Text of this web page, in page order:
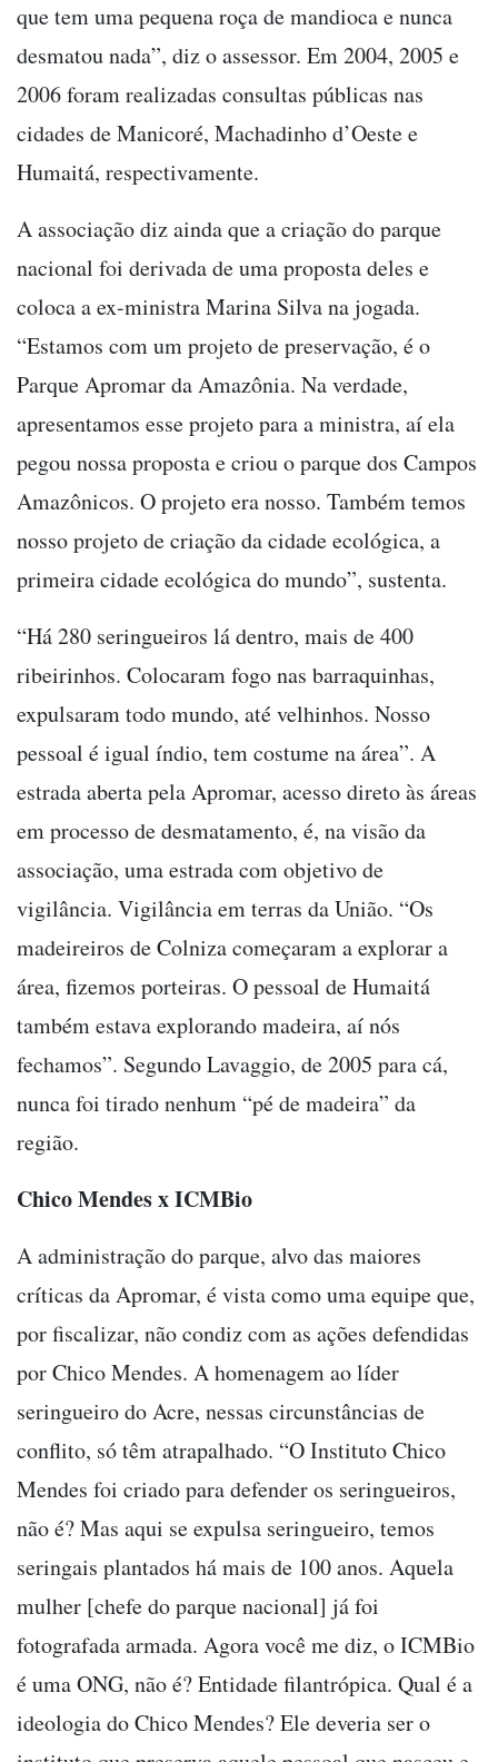
que tem uma pequena roça de mandioca e nunca
desmatou nada”, diz o assessor. Em 2004, 2005 e
2006 foram realizadas consultas públicas nas
cidades de Manicoré, Machadinho d’Oeste e
Humaitá, respectivamente.
A associação diz ainda que a criação do parque
nacional foi derivada de uma proposta deles e
coloca a ex-ministra Marina Silva na jogada.
“Estamos com um projeto de preservação, é o
Parque Apromar da Amazônia. Na verdade,
apresentamos esse projeto para a ministra, aí ela
pegou nossa proposta e criou o parque dos Campos
Amazônicos. O projeto era nosso. Também temos
nosso projeto de criação da cidade ecológica, a
primeira cidade ecológica do mundo”, sustenta.
“Há 280 seringueiros lá dentro, mais de 400
ribeirinhos. Colocaram fogo nas barraquinhas,
expulsaram todo mundo, até velhinhos. Nosso
pessoal é igual índio, tem costume na área”. A
estrada aberta pela Apromar, acesso direto às áreas
em processo de desmatamento, é, na visão da
associação, uma estrada com objetivo de
vigilância. Vigilância em terras da União. “Os
madeireiros de Colniza começaram a explorar a
área, fizemos porteiras. O pessoal de Humaitá
também estava explorando madeira, aí nós
fechamos”. Segundo Lavaggio, de 2005 para cá,
nunca foi tirado nenhum “pé de madeira” da
região.
Chico Mendes x ICMBio
A administração do parque, alvo das maiores
críticas da Apromar, é vista como uma equipe que,
por fiscalizar, não condiz com as ações defendidas
por Chico Mendes. A homenagem ao líder
seringueiro do Acre, nessas circunstâncias de
conflito, só têm atrapalhado. “O Instituto Chico
Mendes foi criado para defender os seringueiros,
não é? Mas aqui se expulsa seringueiro, temos
seringais plantados há mais de 100 anos. Aquela
mulher [chefe do parque nacional] já foi
fotografada armada. Agora você me diz, o ICMBio
é uma ONG, não é? Entidade filantrópica. Qual é a
ideologia do Chico Mendes? Ele deveria ser o